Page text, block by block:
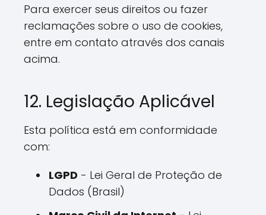
Para exercer seus direitos ou fazer
reclamações sobre o uso de cookies,
entre em contato através dos canais
acima.
12. Legislação Aplicável
Esta política está em conformidade
com:
LGPD - Lei Geral de Proteção de
Dados (Brasil)